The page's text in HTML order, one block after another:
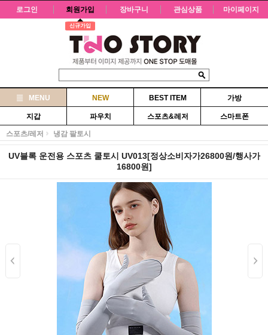
로그인 회원가입
신규가입
장바구니 관심상품 마이페이지
MENU NEW BEST ITEM 가방
지갑 파우치 스포츠&레저 스마트폰
스포츠/레저 냉감 팔토시
UV블록 운전용 스포츠 쿨토시 UV013[정상소비자가26800원/행사가
16800원]